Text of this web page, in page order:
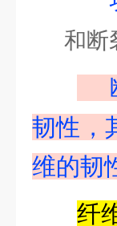
和断
韧性，
维的韧
纤